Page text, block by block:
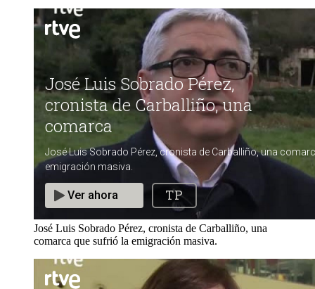
José Luis Sobrado Pérez, cronista de Carballiño, una
comarca que sufrió la emigración masiva.